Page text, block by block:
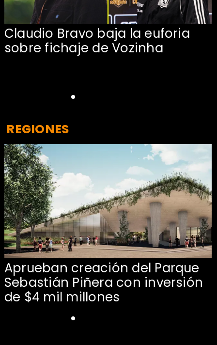
Claudio Bravo baja la euforia
sobre fichaje de Vozinha
Aprueban creación del Parque
Sebastián Piñera con inversión
de $4 mil millones
REGIONES